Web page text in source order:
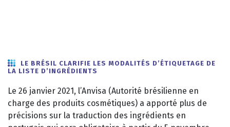
LE BRÉSIL CLARIFIE LES MODALITÉS D’ÉTIQUETAGE DE
LA LISTE D’INGRÉDIENTS
Le 26 janvier 2021, l’Anvisa (Autorité brésilienne en
charge des produits cosmétiques) a apporté plus de
précisions sur la traduction des ingrédients en